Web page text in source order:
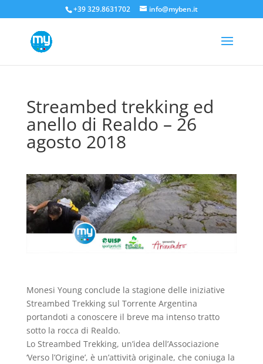
+39 329.8631702 info@myben.it
Streambed trekking ed
anello di Realdo – 26
agosto 2018
Monesi Young conclude la stagione delle iniziative
Streambed Trekking sul Torrente Argentina
portandoti a conoscere il breve ma intenso tratto
sotto la rocca di Realdo.
Lo Streambed Trekking, un’idea dell’Associazione
‘Verso l’Origine’, è un’attività originale, che coniuga la